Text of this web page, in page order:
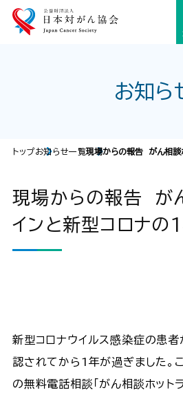
お知ら
トップお知らせ一覧現場からの報告 がん相談
現場からの報告 が
インと新型コロナの
新型コロナウイルス感染症の患
認されてから1年が過ぎました。
の無料電話相談「がん相談ホット